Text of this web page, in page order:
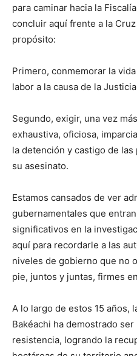
para caminar hacia la
concluir aquí frente a la
propósito:
Primero, conmemorar la
labor a la causa de la
Segundo, exigir, una vez
exhaustiva, oficiosa,
la detención y castigo de
su asesinato.
Estamos cansados de ver
gubernamentales que
significativos en la
aquí para recordarle a las
niveles de gobierno que no
pie, juntos y juntas, firmes
A lo largo de estos 15 años,
Bakéachi ha demostrado
resistencia, logrando la